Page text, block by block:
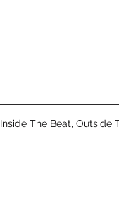
Inside The Beat, Outside